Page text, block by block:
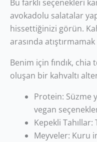
Bu farklı seçenekleri
avokadolu salatalar
hissettiğinizi görün.
arasında
Benim için fındık,
oluşan bir kahvaltı
Protein: Süzme
vegan
Kepekli
Meyveler: Kuru